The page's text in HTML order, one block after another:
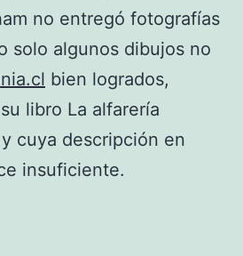
no entregó fotografías
solo algunos dibujos no
bien logrados,
libro La alfarería
cuya descripción en
insuficiente.